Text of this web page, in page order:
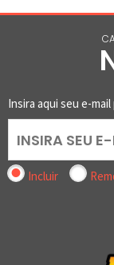
Insira aqui seu e-
Incluir